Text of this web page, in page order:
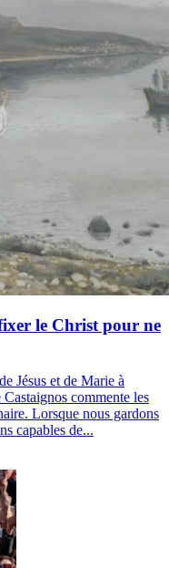
le Christ pour ne
Jésus et de Marie à
commente les
Lorsque nous gardons
capables de...